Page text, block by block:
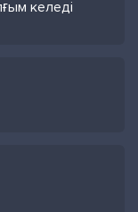
келеді